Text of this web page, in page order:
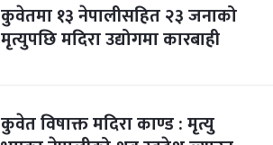
कुवेतमा १३ नेपालीसहित २३ जनाको
मृत्युपछि मदिरा उद्योगमा कारबाही
कुवेत विषाक्त मदिरा काण्ड : मृत्यु